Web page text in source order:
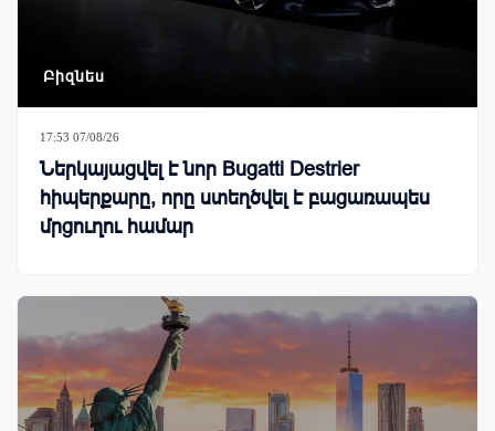
Բիզնես
17:53 07/08/26
Ներկայացվել է նոր Bugatti Destrier
հիպերքարը, որը ստեղծվել է բացառապես
մրցուղու համար